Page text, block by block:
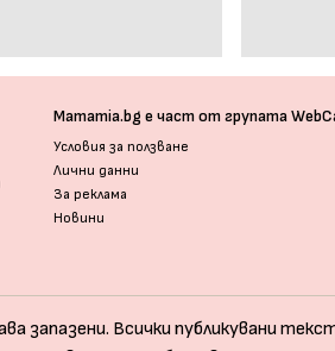
Mamamia.bg е част от групата
Условия за ползване
Лични данни
За реклама
Новини
запазени. Всички публикувани